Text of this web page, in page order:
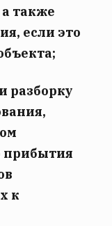
также
если это
разборку
прибытия
к